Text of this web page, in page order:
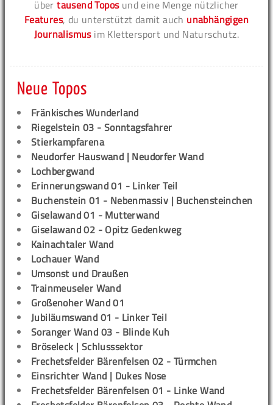
übertausend Toposund eine Menge nützlicher
Features, du unterstützt damit auch unabhängigen
Journalismusim Klettersport und Naturschutz.
Neue Topos
Fränkisches Wunderland
Riegelstein 03 - Sonntagsfahrer
Stierkampfarena
Neudorfer Hauswand | Neudorfer Wand
Lochbergwand
Erinnerungswand 01 - Linker Teil
Buchenstein 01 - Nebenmassiv | Buchensteinchen
Giselawand 01 - Mutterwand
Giselawand 02 - Opitz Gedenkweg
Kainachtaler Wand
Lochauer Wand
Umsonst und Draußen
Trainmeuseler Wand
Großenoher Wand 01
Jubiläumswand 01 - Linker Teil
Soranger Wand 03 - Blinde Kuh
Bröseleck | Schlusssektor
Frechetsfelder Bärenfelsen 02 - Türmchen
Einsrichter Wand | Dukes Nose
Frechetsfelder Bärenfelsen 01 - Linke Wand